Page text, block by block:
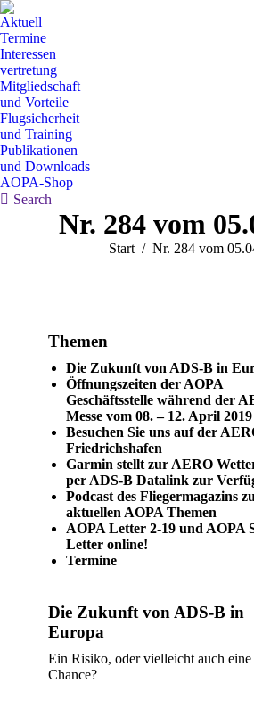
Aktuell
Termine
Interessen
vertretung
Mitgliedschaft
und Vorteile
Flugsicherheit
und Training
Publikationen
und Downloads
AOPA-Shop
Search:
Search
Nr. 284 vom
Sie befinden sich hier:
Start Nr. 284 vom
Themen
Die Zukunft von ADS-B in
Öffnungszeiten der AOPA
Geschäftsstelle während der
Messe vom 08. – 12. April 2019
Besuchen Sie uns auf der
Friedrichshafen
Garmin stellt zur AERO
per ADS-B Datalink zur
Podcast des Fliegermagazins zu
aktuellen AOPA Themen
AOPA Letter 2-19 und AOPA
Letter online!
Termine
Die Zukunft von ADS-B in
Europa
Ein Risiko, oder vielleicht auch eine
Chance?